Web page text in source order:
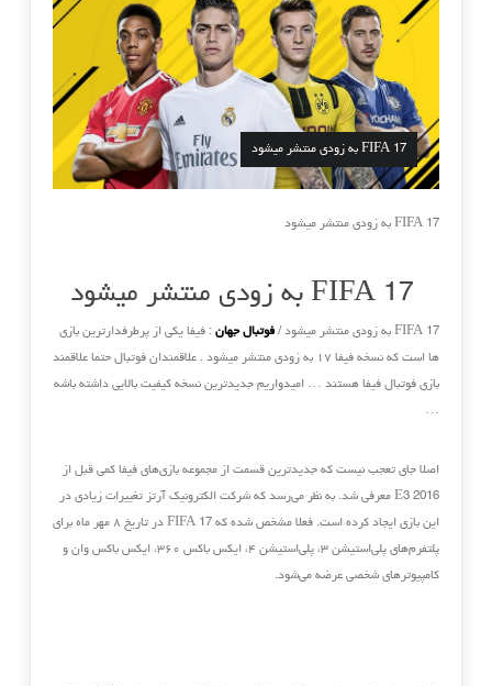
FIFA 17 به زودی منتشر میشود
FIFA 17 به زودی منتشر میشود
FIFA 17 به زودی منتشر میشود / فوتبال جهان: فیفا یکی از پرطرفدارترین بازی
ها است که نسخه فیفا ۱۷ به زودی منتشر میشود . علاقمندان فوتبال حتما علاقمند
بازی فوتبال فیفا هستند … امیدواریم جدیدترین نسخه کیفیت بالایی داشته باشه
…
اصلا جای تعجب نیست که جدیدترین قسمت از مجموعه بازی‌های فیفا کمی قبل از
E3 2016 معرفی شد. به نظر می‌رسد که شرکت الکترونیک آرتز تغییرات زیادی در
این بازی ایجاد کرده است. فعلا مشخص شده که FIFA 17 در تاریخ ۸ مهر ماه برای
پلتفرم‌های پلی‌استیشن ۳، پلی‌استیشن ۴، ایکس باکس ۳۶۰، ایکس باکس وان و
کامپیوترهای شخصی عرضه می‌شود.